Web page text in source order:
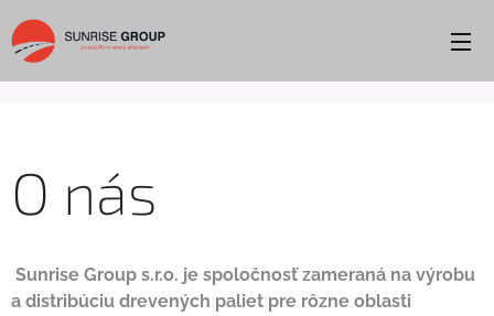
O nás
Sunrise Group s.r.o. je spoločnosť zameraná na výrobu
a distribúciu drevených paliet pre rôzne oblasti